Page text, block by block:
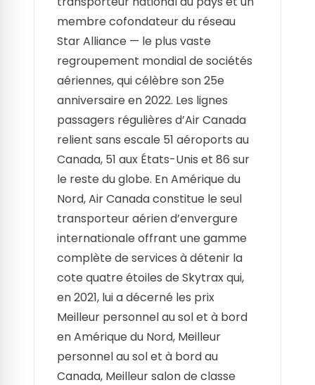
membre cofondateur du réseau
Star Alliance — le plus vaste
regroupement mondial de sociétés
aériennes, qui célèbre son 25e
anniversaire en 2022. Les lignes
passagers régulières d’Air Canada
relient sans escale 51 aéroports au
Canada, 51 aux États-Unis et 86 sur
le reste du globe. En Amérique du
Nord, Air Canada constitue le seul
transporteur aérien d’envergure
internationale offrant une gamme
complète de services à détenir la
cote quatre étoiles de Skytrax qui,
en 2021, lui a décerné les prix
Meilleur personnel au sol et à bord
en Amérique du Nord, Meilleur
personnel au sol et à bord au
Canada, Meilleur salon de classe